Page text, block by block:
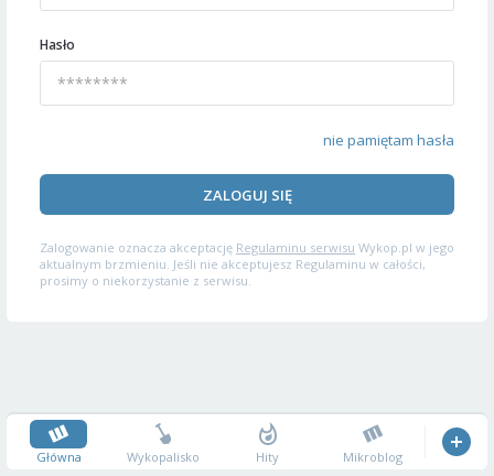
Hasło
nie pamiętam hasła
ZALOGUJ SIĘ
Zalogowanie oznacza akceptację Regulaminu serwisu Wykop.pl w jego
aktualnym brzmieniu. Jeśli nie akceptujesz Regulaminu w całości,
prosimy o niekorzystanie z serwisu.
Główna Wykopalisko Hity Mikroblog